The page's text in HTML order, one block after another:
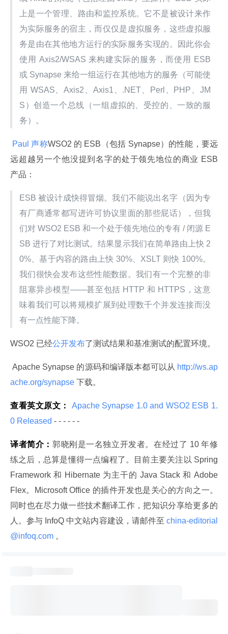
上是一个管理、路由和监控系统。它不是被设计来作
为实际服务的宿主，而仅仅是虚拟服务，这些虚拟服
务是由在其他地方运行的实际服务实现的。因此你会
使用 Axis2/WSAS 来构建实际的服务，而使用 ESB
或 Synapse 来给一组运行在其他地方的服务（可能使
用 WSAS、Axis2、Axis1、.NET、Perl、PHP、JM
S）创造一个总线（一组虚拟的、受控的、一致的服
务）。
Paul 声称WSO2 的 ESB（包括 Synapse）的性能，要远
远超越另一个他没提到名字的处于领先地位的商业 ESB
产品：
ESB 被设计成快得冒烟。我们不能说出名字（因为专
有厂商通常都写进许可协议里面的那些屁话），但我
们对 WSO2 ESB 和一个处于领先地位的专有 / 闭源 E
SB 进行了对比测试。结果显示我们在简单路由上快 2
0%、基于内容的路由上快 30%、XSLT 则快 100%。
我们很快会发布这些性能数据。我们有一个完整的非
阻塞异步模型——甚至包括 HTTP 和 HTTPS，这意
味着我们可以将规模扩展到处理数千个并发连接而没
有一点性能下降。
WSO2 已经公开发布了测试结果和基准测试的配置环境。
Apache Synapse 的源码和编译版本都可以从 http://ws.ap
ache.org/synapse 下载。
查看英文原文：
Apache Synapse 1.0 and WSO2 ESB 1.
0 Released - - - - - -
译者简介： 郭晓刚是一名独立开发者。在经过了 10 年修
练之后，总算是懂得一点编程了。目前主要关注以 Spring
Framework 和 Hibernate 为主干的 Java Stack 和 Adobe
Flex。Microsoft Office 的插件开发也是关心的方向之一。
同时也在尽力做一些技术翻译工作，把知识分享给更多的
人。参与 InfoQ 中文站内容建设，请邮件至 china-editorial
@infoq.com 。